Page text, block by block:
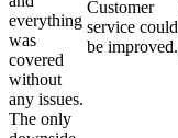
everything
was
covered
without
any issues.
The only
Customer
service could
be improved.